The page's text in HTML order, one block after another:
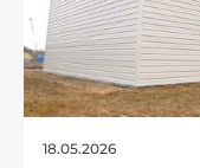
18.05.2026